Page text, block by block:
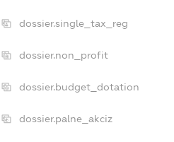
dossier.single_tax_reg
dossier.non_profit
dossier.budget_dotation
dossier.palne_akciz